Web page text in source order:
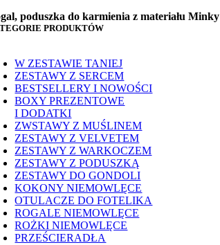
poduszka do karmienia z materiału Minky
PRODUKTÓW
W ZESTAWIE TANIEJ
ZESTAWY Z SERCEM
BESTSELLERY I NOWOŚCI
BOXY PREZENTOWE
I DODATKI
ZWSTAWY Z MUŚLINEM
ZESTAWY Z VELVETEM
ZESTAWY Z WARKOCZEM
ZESTAWY Z PODUSZKĄ
ZESTAWY DO GONDOLI
KOKONY NIEMOWLĘCE
OTULACZE DO FOTELIKA
ROGALE NIEMOWLĘCE
ROŻKI NIEMOWLĘCE
PRZEŚCIERADŁA